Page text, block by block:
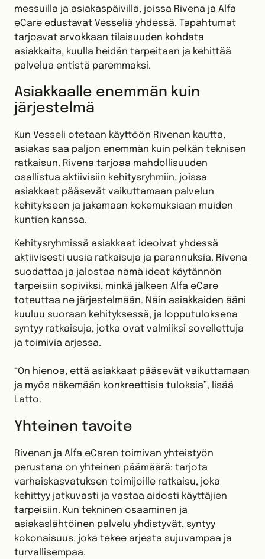
messuilla ja asiakaspäivillä, joissa Rivena ja Alfa
eCare edustavat Vesseliä yhdessä. Tapahtumat
tarjoavat arvokkaan tilaisuuden kohdata
asiakkaita, kuulla heidän tarpeitaan ja kehittää
palvelua entistä paremmaksi.
Asiakkaalle enemmän kuin
järjestelmä
Kun Vesseli otetaan käyttöön Rivenan kautta,
asiakas saa paljon enemmän kuin pelkän teknisen
ratkaisun. Rivena tarjoaa mahdollisuuden
osallistua aktiivisiin kehitysryhmiin, joissa
asiakkaat pääsevät vaikuttamaan palvelun
kehitykseen ja jakamaan kokemuksiaan muiden
kuntien kanssa.
Kehitysryhmissä asiakkaat ideoivat yhdessä
aktiivisesti uusia ratkaisuja ja parannuksia. Rivena
suodattaa ja jalostaa nämä ideat käytännön
tarpeisiin sopiviksi, minkä jälkeen Alfa eCare
toteuttaa ne järjestelmään. Näin asiakkaiden ääni
kuuluu suoraan kehityksessä, ja lopputuloksena
syntyy ratkaisuja, jotka ovat valmiiksi sovellettuja
ja toimivia arjessa.
“On hienoa, että asiakkaat pääsevät vaikuttamaan
ja myös näkemään konkreettisia tuloksia”, lisää
Latto.
Yhteinen tavoite
Rivenan ja Alfa eCaren toimivan yhteistyön
perustana on yhteinen päämäärä: tarjota
varhaiskasvatuksen toimijoille ratkaisu, joka
kehittyy jatkuvasti ja vastaa aidosti käyttäjien
tarpeisiin. Kun tekninen osaaminen ja
asiakaslähtöinen palvelu yhdistyvät, syntyy
kokonaisuus, joka tekee arjesta sujuvampaa ja
turvallisempaa.